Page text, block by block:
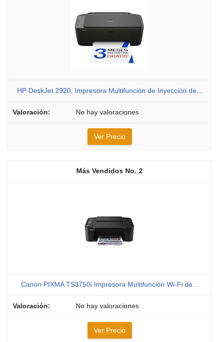
HP DeskJet 2920, Impresora Multifunción de Inyección de...
No hay valoraciones
Ver Precio
2
Canon PIXMA TS3750i Impresora Multifunción Wi-Fi de...
No hay valoraciones
Ver Precio